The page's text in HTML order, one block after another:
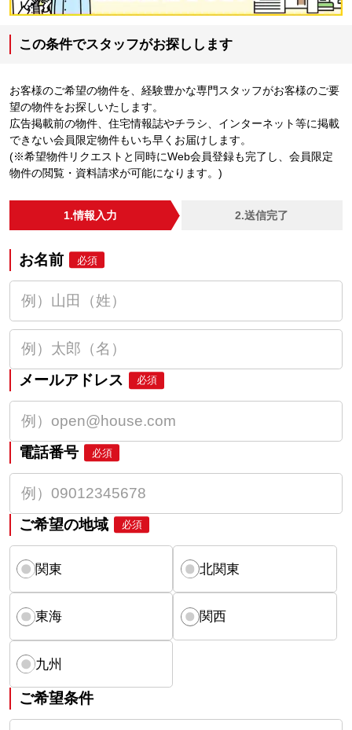
この条件でスタッフがお探しします
お客様のご希望の物件を、経験豊かな専門スタッフがお客様のご要
望の物件をお探しいたします。
広告掲載前の物件、住宅情報誌やチラシ、インターネット等に掲載
できない会員限定物件もいち早くお届けします。
(※希望物件リクエストと同時にWeb会員登録も完了し、会員限定
物件の閲覧・資料請求が可能になります。)
1.情報入力 2.送信完了
お名前 必須
メールアドレス 必須
電話番号 必須
ご希望の地域 必須
関東 北関東
東海 関西
九州
ご希望条件